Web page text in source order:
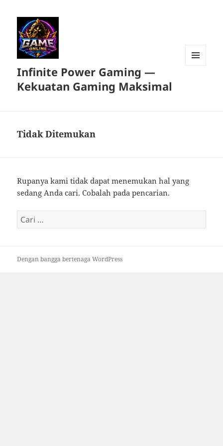
Infinite Power Gaming —
Kekuatan Gaming Maksimal
Tidak Ditemukan
Rupanya kami tidak dapat menemukan hal yang
sedang Anda cari. Cobalah pada pencarian.
Cari
untuk:
Dengan bangga bertenaga WordPress